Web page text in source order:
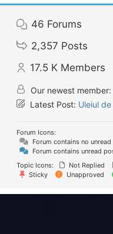
46 Forums
2,357 Posts
17.5 K Members
Our newest member:
Latest Post: Uleiul
Forum Icons:
Forum contains no
Forum contains unread
Topic Icons:
Not Replied
Sticky
Unapproved